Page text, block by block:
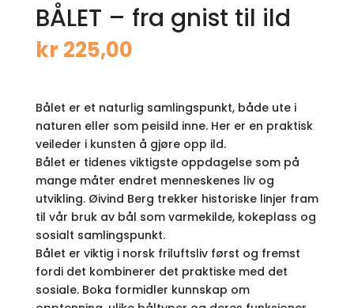
BÅLET – fra gnist til ild
kr 225,00
Bålet er et naturlig samlingspunkt, både ute i
naturen eller som peisild inne. Her er en praktisk
veileder i kunsten å gjøre opp ild.
Bålet er tidenes viktigste oppdagelse som på
mange måter endret menneskenes liv og
utvikling. Øivind Berg trekker historiske linjer fram
til vår bruk av bål som varmekilde, kokeplass og
sosialt samlingspunkt.
Bålet er viktig i norsk friluftsliv først og fremst
fordi det kombinerer det praktiske med det
sosiale. Boka formidler kunnskap om